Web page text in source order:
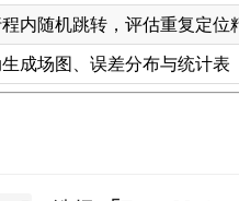
内随机跳转，评估重复定位
成场图、误差分布与统计表